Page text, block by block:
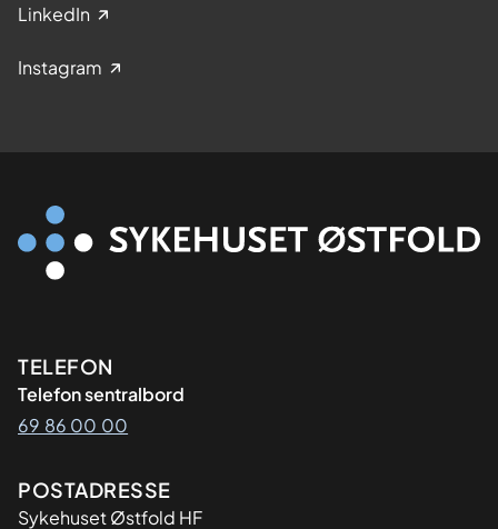
LinkedIn
Instagram
Kontaktinformasjon
TELEFON
Telefon sentralbord
69 86 00 00
Adresse
POSTADRESSE
Sykehuset Østfold HF